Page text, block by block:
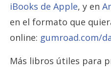
iBooks de Apple, y en
en el formato que
online: gumroad.com/
Más libros útiles para